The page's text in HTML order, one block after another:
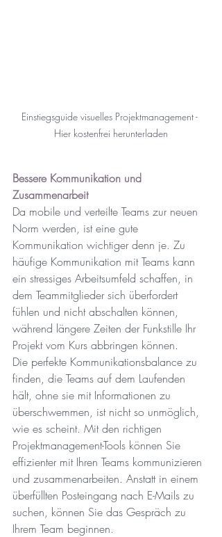
Einstiegsguide visuelles Projektmanagement -
Hier kostenfrei herunterladen
Bessere Kommunikation und
Zusammenarbeit
Da mobile und verteilte Teams zur neuen
Norm werden, ist eine gute
Kommunikation wichtiger denn je. Zu
häufige Kommunikation mit Teams kann
ein stressiges Arbeitsumfeld schaffen, in
dem Teammitglieder sich überfordert
fühlen und nicht abschalten können,
während längere Zeiten der Funkstille Ihr
Projekt vom Kurs abbringen können.
Die perfekte Kommunikationsbalance zu
finden, die Teams auf dem Laufenden
hält, ohne sie mit Informationen zu
überschwemmen, ist nicht so unmöglich,
wie es scheint. Mit den richtigen
Projektmanagement-Tools können Sie
effizienter mit Ihren Teams kommunizieren
und zusammenarbeiten. Anstatt in einem
überfüllten Posteingang nach E-Mails zu
suchen, können Sie das Gespräch zu
Ihrem Team beginnen.